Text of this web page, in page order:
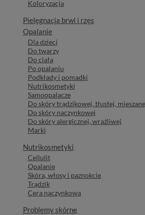
Koloryzacja
Pielęgnacja brwi i rzęs
Opalanie
Dla dzieci
Do twarzy
Do ciała
Po opalaniu
Podkłady i pomadki
Nutrikosmetyki
Samoopalacze
Do skóry trądzikowej, tłustej,
Do skóry naczynkowej
Do skóry alergicznej, wrażliwej
Marki
Nutrikosmetyki
Cellulit
Opalanie
Skóra, włosy i paznokcie
Trądzik
Cera naczynkowa
Problemy skórne